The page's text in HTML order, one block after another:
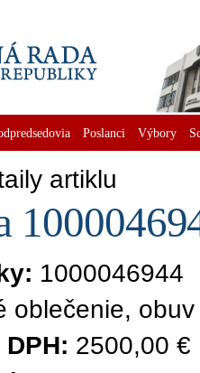
Poslanci Výbory
artiklu
1000046944
oblečenie,
2500,00 €